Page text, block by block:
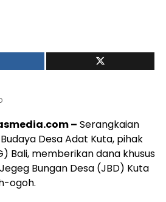
– Serangkaian
Desa Adat Kuta, pihak
Bali, memberikan dana khusus
Bungan Desa (JBD) Kuta
ogoh.